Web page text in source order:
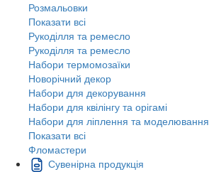
Розмальовки
Показати всі
Рукоділля та ремесло
Рукоділля та ремесло
Набори термомозаїки
Новорічний декор
Набори для декорування
Набори для квілінгу та орігамі
Набори для ліплення та моделювання
Показати всі
Фломастери
Сувенірна продукція